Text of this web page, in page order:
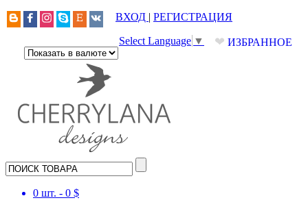
ВХОД | РЕГИСТРАЦИЯ
❤ ИЗБРАННОЕ
Select Language ▼
0 шт. - 0 $